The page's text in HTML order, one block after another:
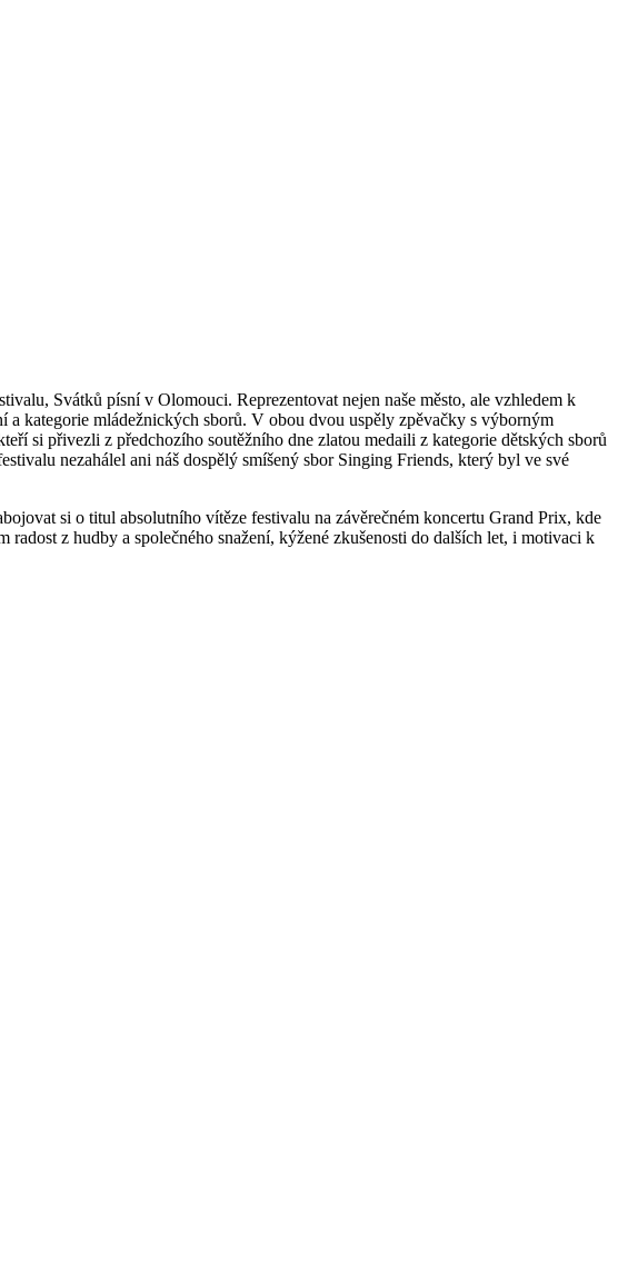
Svátků písní v Olomouci. Reprezentovat nejen naše město, ale vzhledem k
kategorie mládežnických sborů. V obou dvou uspěly zpěvačky s výborným
si přivezli z předchozího soutěžního dne zlatou medaili z kategorie dětských sborů
nezahálel ani náš dospělý smíšený sbor Singing Friends, který byl ve své
si o titul absolutního vítěze festivalu na závěrečném koncertu Grand Prix, kde
z hudby a společného snažení, kýžené zkušenosti do dalších let, i motivaci k